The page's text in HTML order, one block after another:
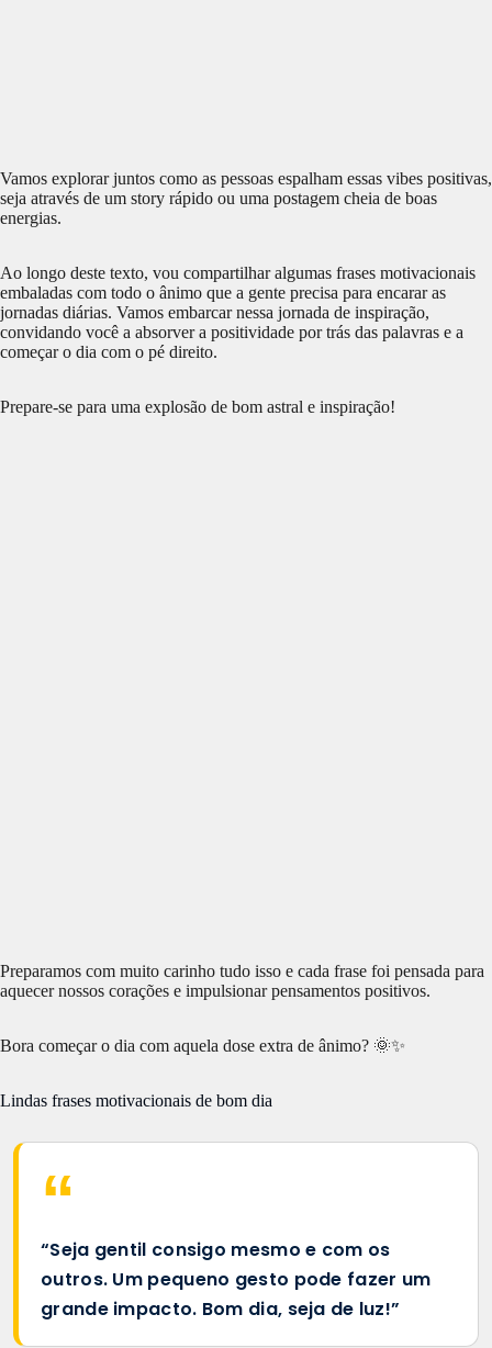
Vamos explorar juntos como as pessoas espalham essas vibes positivas,
seja através de um story rápido ou uma postagem cheia de boas
energias.
Ao longo deste texto, vou compartilhar algumas frases motivacionais
embaladas com todo o ânimo que a gente precisa para encarar as
jornadas diárias. Vamos embarcar nessa jornada de inspiração,
convidando você a absorver a positividade por trás das palavras e a
começar o dia com o pé direito.
Prepare-se para uma explosão de bom astral e inspiração!
Preparamos com muito carinho tudo isso e cada frase foi pensada para
aquecer nossos corações e impulsionar pensamentos positivos.
Bora começar o dia com aquela dose extra de ânimo? 🌞✨
Lindas frases motivacionais de bom dia
“Seja gentil consigo mesmo e com os
outros. Um pequeno gesto pode fazer um
grande impacto. Bom dia, seja de luz!”